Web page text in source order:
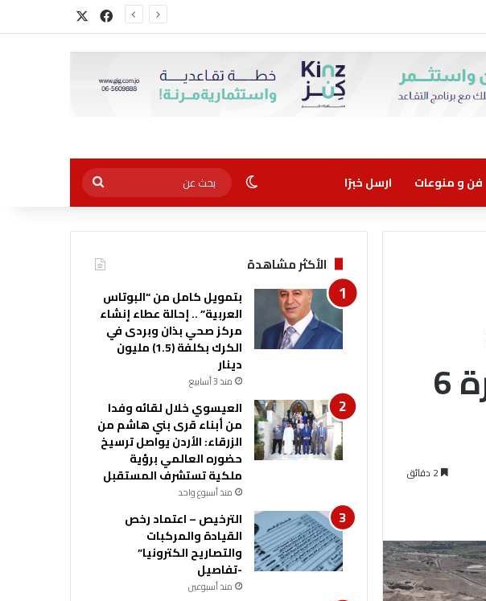
فيسبوك
فن و منوعات ارسل خبرًا الوضع المظلم
بحث
عن
طاقة شمسية عائمة في الأردن بقدرة 6
الأكثر مشاهدة
بتمويل كامل من “البوتاس
العربية” .. إحالة عطاء إنشاء
مركز صحي بذان وبردى في
الكرك بكلفة (1.5) مليون
دينار
منذ 3 أسابيع
العيسوي خلال لقائه وفدا
من أبناء قرى بني هاشم من
الزرقاء: الأردن يواصل ترسيخ
حضوره العالمي برؤية
ملكية تستشرف المستقبل
منذ أسبوع واحد
الترخيص – اعتماد رخص
القيادة والمركبات
والتصاريح الكترونيا”
-تفاصيل
منذ أسبوعين